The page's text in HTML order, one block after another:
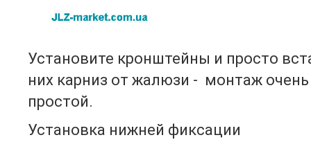
Установите кронштейны и просто
них карниз от жалюзи - монтаж очень
простой.
Установка нижней фиксации